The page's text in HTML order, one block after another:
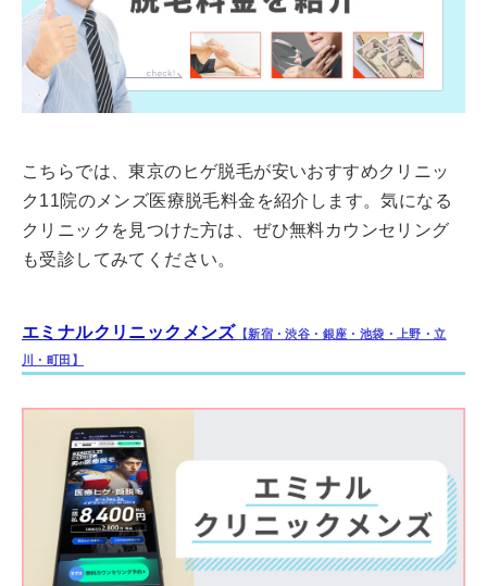
こちらでは、東京のヒゲ脱毛が安いおすすめクリニッ
ク11院のメンズ医療脱毛料金を紹介します。気になる
クリニックを見つけた方は、ぜひ無料カウンセリング
も受診してみてください。
エミナルクリニックメンズ 【新宿・渋谷・銀座・池袋・上野・立
川・町田】